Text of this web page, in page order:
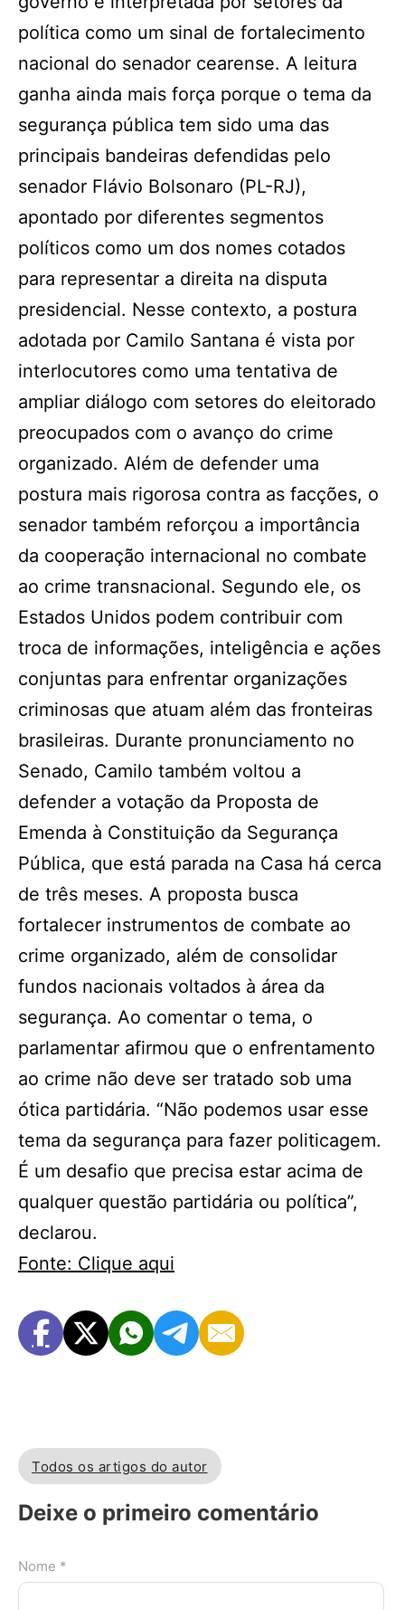
política como um sinal de fortalecimento
nacional do senador cearense. A leitura
ganha ainda mais força porque o tema da
segurança pública tem sido uma das
principais bandeiras defendidas pelo
senador Flávio Bolsonaro (PL-RJ),
apontado por diferentes segmentos
políticos como um dos nomes cotados
para representar a direita na disputa
presidencial. Nesse contexto, a postura
adotada por Camilo Santana é vista por
interlocutores como uma tentativa de
ampliar diálogo com setores do eleitorado
preocupados com o avanço do crime
organizado. Além de defender uma
postura mais rigorosa contra as facções, o
senador também reforçou a importância
da cooperação internacional no combate
ao crime transnacional. Segundo ele, os
Estados Unidos podem contribuir com
troca de informações, inteligência e ações
conjuntas para enfrentar organizações
criminosas que atuam além das fronteiras
brasileiras. Durante pronunciamento no
Senado, Camilo também voltou a
defender a votação da Proposta de
Emenda à Constituição da Segurança
Pública, que está parada na Casa há cerca
de três meses. A proposta busca
fortalecer instrumentos de combate ao
crime organizado, além de consolidar
fundos nacionais voltados à área da
segurança. Ao comentar o tema, o
parlamentar afirmou que o enfrentamento
ao crime não deve ser tratado sob uma
ótica partidária. “Não podemos usar esse
tema da segurança para fazer politicagem.
É um desafio que precisa estar acima de
qualquer questão partidária ou política”,
declarou.
Fonte: Clique aqui
Todos os artigos do autor
Deixe o primeiro comentário
Nome *